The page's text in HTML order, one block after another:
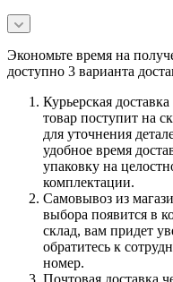
Экономьте время на
доступно 3 варианта
Курьерская
товар поступит на
для уточнения
удобное время
упаковку на
комплектации.
Самовывоз из
выбора появится в
склад, вам придет
обратитесь к
номер.
Почтовая доставка